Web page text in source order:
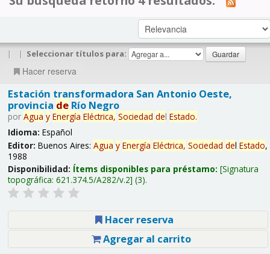
| | Seleccionar títulos para:
Hacer reserva
Estación transformadora San Antonio Oeste,
provincia deRío Negro
por Agua y Energía Eléctrica, Sociedad del Estado.
Idioma: Español
Editor: Buenos Aires: Agua y Energía Eléctrica, Sociedad del Estado,
1988
Disponibilidad: Ítems disponibles para préstamo: Signatura
topográfica: 621.374.5/A282/v.2 (3).
Hacer reserva
Agregar al carrito